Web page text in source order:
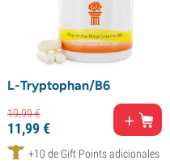
L-Tryptophan/B6
19,99€
11,99€
+10 de Gift Points adicionales